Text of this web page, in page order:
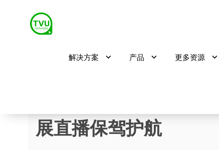
解决方案 产品 更多资源
展直播保驾护航